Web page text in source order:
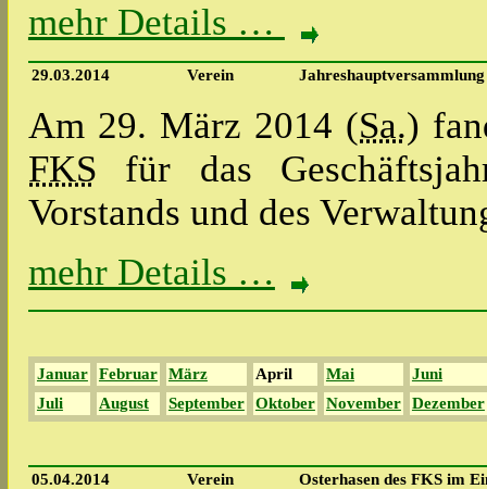
mehr Details …
29.03.2014 Verein
Am 29. März 2014 (Sa.)
FKS für das
Vorstands und des
mehr Details …
Januar Februar März April Mai
Juni
Juli
August September Oktober November Dezember
05.04.2014 Verein Osterhasen des FKS im